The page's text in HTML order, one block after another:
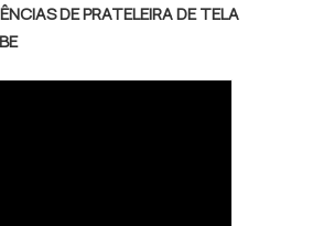
disso, os materiais
melhores quando a
DE PRATELEIRA DE TELA